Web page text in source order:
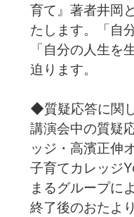
育て』著者井岡
たします。「自
「自分の人生を
迫ります。
◆質疑応答に関
講演会中の質疑
ッジ・高濱正伸
子育てカレッジ
まるグループに
終了後のおたよ